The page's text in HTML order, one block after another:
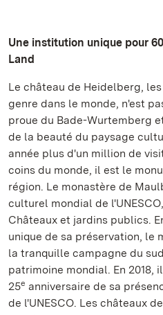
Une institution unique pour
Land
Le château de Heidelberg,
genre dans le monde, n'est
proue du Bade-Wurtemberg
de la beauté du paysage
année plus d'un million de
coins du monde, il est le
région. Le monastère de
culturel mondial de
Châteaux et jardins publics.
unique de sa préservation, le
la tranquille campagne du
patrimoine mondial. En 2018,
25e anniversaire de sa
de l'UNESCO. Les châteaux